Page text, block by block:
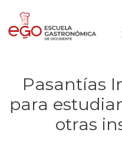
Pasantías
para
otras